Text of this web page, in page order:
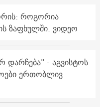
როგორია
ზაფხულში. ვიდეო
დარჩება" - აგვისტოს
ერთობლივ